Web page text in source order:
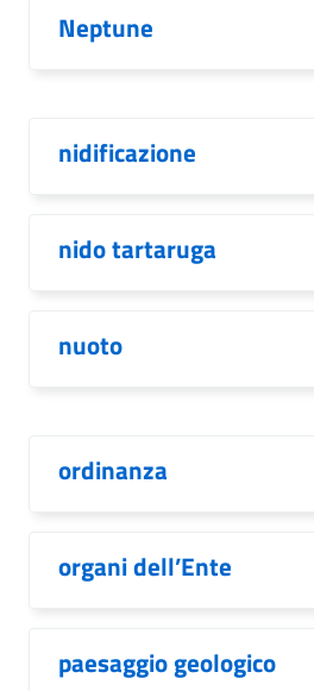
Neptune
nidificazione
nido tartaruga
nuoto
ordinanza
organi dell’Ente
paesaggio geologico